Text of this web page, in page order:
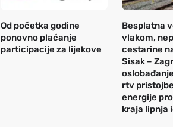
Od početka godine
ponovno plaćanje
participacije za lijekove
Besplatna
vlakom,
cestarine
Sisak –
rtv
energije
kraja lipnja